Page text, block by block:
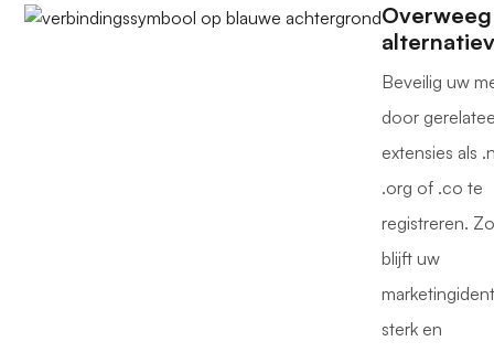
Overweeg
Beveilig uw
door
extensies als
.org of .co te
registreren. Zo
blijft uw
sterk en